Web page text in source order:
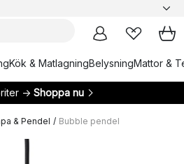
Kök & MatlagningBelysningMattor &
→ Shoppa nu
& Pendel / Bubble pendel